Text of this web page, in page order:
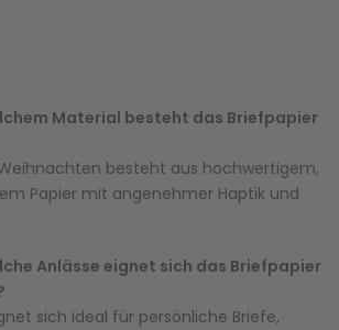
Material besteht das Briefpapier
besteht aus hochwertigem,
Papier mit angenehmer Haptik und
Anlässe eignet sich das Briefpapier
sich ideal für persönliche Briefe,